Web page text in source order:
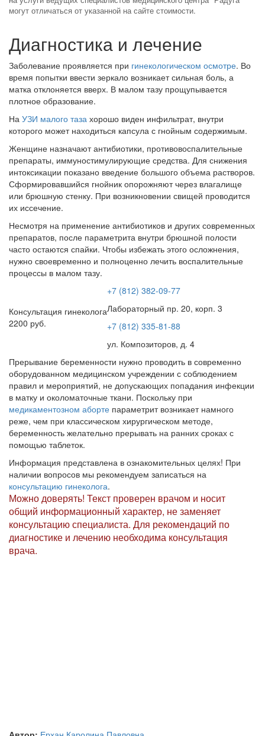
могут отличаться от указанной на сайте стоимости.
Диагностика и лечение
Заболевание проявляется при гинекологическом осмотре. Во
время попытки ввести зеркало возникает сильная боль, а
матка отклоняется вверх. В малом тазу прощупывается
плотное образование.
На УЗИ малого таза хорошо виден инфильтрат, внутри
которого может находиться капсула с гнойным содержимым.
Женщине назначают антибиотики, противовоспалительные
препараты, иммуностимулирующие средства. Для снижения
интоксикации показано введение большого объема растворов.
Сформировавшийся гнойник опорожняют через влагалище
или брюшную стенку. При возникновении свищей проводится
их иссечение.
Несмотря на применение антибиотиков и других современных
препаратов, после параметрита внутри брюшной полости
часто остаются спайки. Чтобы избежать этого осложнения,
нужно своевременно и полноценно лечить воспалительные
процессы в малом тазу.
Консультация гинеколога
2200 руб.
+7 (812) 382-09-77
Лабораторный пр. 20, корп. 3
+7 (812) 335-81-88
ул. Композиторов, д. 4
Прерывание беременности нужно проводить в современно
оборудованном медицинском учреждении с соблюдением
правил и мероприятий, не допускающих попадания инфекции
в матку и околоматочные ткани. Поскольку при
медикаментозном аборте параметрит возникает намного
реже, чем при классическом хирургическом методе,
беременность желательно прерывать на ранних сроках с
помощью таблеток.
Информация представлена в ознакомительных целях! При
наличии вопросов мы рекомендуем записаться на
консультацию гинеколога.
Можно доверять! Текст проверен врачом и носит
общий информационный характер, не заменяет
консультацию специалиста. Для рекомендаций по
диагностике и лечению необходима консультация
врача.